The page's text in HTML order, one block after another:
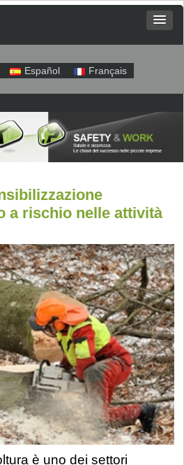
Español
Français
a rischio nelle attività
è uno dei settori